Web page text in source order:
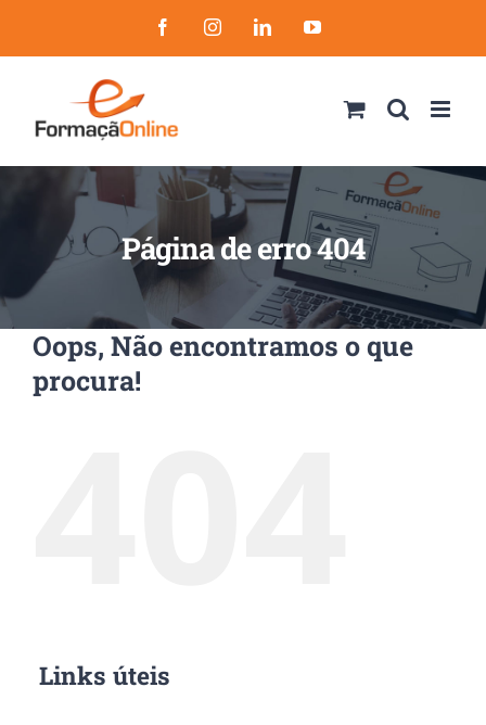
to
FacebookInstagramLinkedInYouTube
Página de erro 404
Oops, Não encontramos o que
procura!
Links úteis